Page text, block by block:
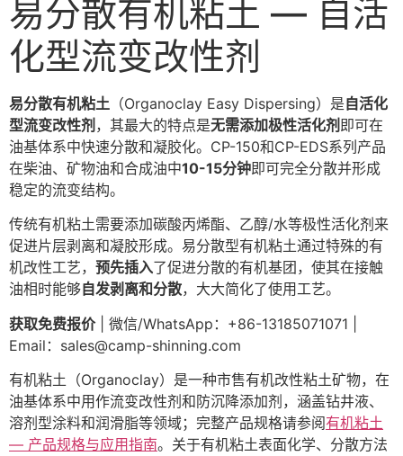
易分散有机粘土 — 自活
化型流变改性剂
易分散有机粘土 （Organoclay Easy Dispersing）是自活化
型流变改性剂 ，其最大的特点是无需添加极性活化剂 即可在
油基体系中快速分散和凝胶化。CP-150和CP-EDS系列产品
在柴油、矿物油和合成油中10-15分钟即可完全分散并形成
稳定的流变结构。
传统有机粘土需要添加碳酸丙烯酯、乙醇/水等极性活化剂来
促进片层剥离和凝胶形成。易分散型有机粘土通过特殊的有
机改性工艺， 预先插入了促进分散的有机基团，使其在接触
油相时能够自发剥离和分散，大大简化了使用工艺。
获取免费报价| 微信/WhatsApp：+86-13185071071 |
Email： sales@camp-shinning.com
有机粘土（Organoclay）是一种市售有机改性粘土矿物，在
油基体系中用作流变改性剂和防沉降添加剂，涵盖钻井液、
溶剂型涂料和润滑脂等领域；完整产品规格请参阅有机粘土
— 产品规格与应用指南。关于有机粘土表面化学、分散方法